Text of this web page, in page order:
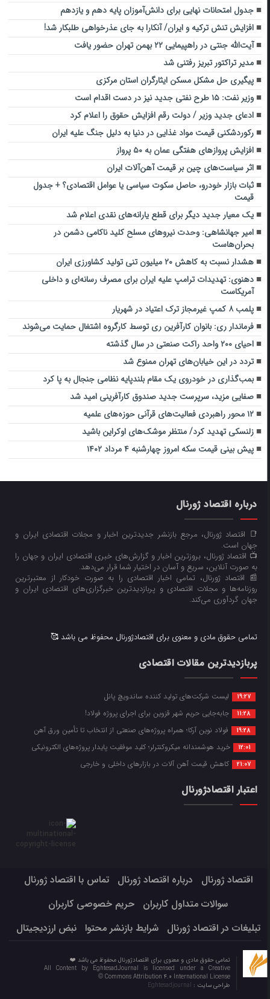
جدول امتحانات نهایی برای دانش‌آموزان پایه دهم و یازدهم
افزایش تنش ترکیه و ایران/ آنکارا به جای عذرخواهی طلبکار شد!
آیت‌الله جنتی در راهپیمایی ۲۲ بهمن تهران حضور یافت
مدیر تراکتور تبریز رفتنی شد
پیگیری حل مشکل مسکن ایثارگران استان مرکزی
وزیر نفت: ۱۵ طرح نفتی جدید نیز در دست اقدام است
ادعای جدید وزیر / دولت رقم افزایش حقوق را اعلام کرد
رکوردشکنی قیمت مواد غذایی در دنیا به دلیل جنگ علیه ایران
افزایش پروازهای هفتگی عمان به ۵۰ پرواز
اثر سیاست‌های چین بر قیمت آهن‌آلات ایران
ثبات بازار خودرو، حاصل سکوت سیاسی یا عوامل اقتصادی؟ + جدول
قیمت
یک معیار جدید دیگر برای قطع یارانه‌های نقدی اعلام شد
امیر جهانشاهی: وحدت نیروهای مسلح کلید ناکامی دشمن در
بحران‌هاست
هشدار نسبت به کاهش ۲۰ میلیون تنی تولید کشاورزی ایران
دهنوی: تهدیدات ترامپ علیه ایران برای مصرف رسانه‌ای و داخلی
آمریکاست
پلمب ۸ کمپ غیرمجاز ترک اعتیاد در شهریار
فرماندار ری: بانوان کارآفرین ری توسط کارگروه اشتغال حمایت می‌شوند
احیای ۲۰۰ واحد راکت صنعتی در سال گذشته
تردد در این خیابان‌های تهران ممنوع شد
بمب‌گذاری در خودروی یک مقام بلندپایه نظامی جنجال به پا کرد
صفایی مزید، سرپرست جدید صندوق کارآفرینی امید شد
۱۲ محور راهبردی فعالیت‌های قرآنی حوزه‌های علمیه
زلنسکی تهدید کرد/ منتظر موشک‌های اوکراین باشید
پیش بینی قیمت سکه امروز چهارشنبه ۴ مرداد ۱۴۰۲
درباره اقتصاد ژورنال
📑 اقتصاد ژورنال، مرجع بازنشر جدیدترین اخبار و مجلات اقتصادی ایران و
جهان است.
📺 اقتصاد ژورنال، بروزترین اخبار و گزارش‌های خبری اقتصادی ایران و جهان را
به صورت آنلاین، سریع و آسان در اختیار شما قرار می‌‌دهد.
📰 اقتصاد ژورنال، تمامی اخبار اقتصادی را به صورت خودکار از معتبرترین
روزنامه‌ها و مجلات اقتصادی و پربازدیدترین خبرگزاری‌های اقتصادی ایران و
جهان گردآوری می‌کند.
تمامی حقوق مادی و معنوی برای اقتصادژورنال محفوظ می باشد 🥰
پربازدیدترین مقالات اقتصادی
19:27 لیست شرکت‌های تولید کننده ساندویچ پانل
11:28 جابه‌جایی حریم شهر قزوین برای اجرای پروژه فولاد!
19:28 فولاد نوین آرکا؛ همراه پروژه‌های صنعتی از انتخاب تا تأمین ورق آهن
12:01 خرید هوشمندانه میکروکنترلر؛ کلید موفقیت پایدار پروژه‌های الکترونیکی
21:07 کاهش قیمت آهن آلات در بازارهای داخلی و خارجی
اعتبار اقتصادژورنال
اقتصاد ژورنال درباره اقتصاد ژورنال
تماس با اقتصاد ژورنال
سوالات متداول کاربران
حریم خصوصی کاربران
تبلیغات در اقتصاد ژورنال
شرایط بازنشر محتوا نبض ارزدیجیتال
تمامی حقوق مادی و معنوی برای اقتصادژورنال محفوظ می باشد ❤️
All Content by EghtesadJournal is licensed under a Creative
Commons Attribution 4.0 International License ©️
طراحی سایت :